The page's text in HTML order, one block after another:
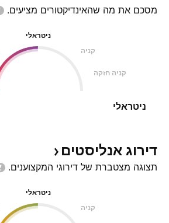
מסכם את מה שהאינדיקטורים מציעים.
ניטראלי
קניה
קניה חזקה
ניטראלי
דירוג אנליסטים
תצוגה מצטברת של דירוגי המקצוענים.
ניטראלי
קניה